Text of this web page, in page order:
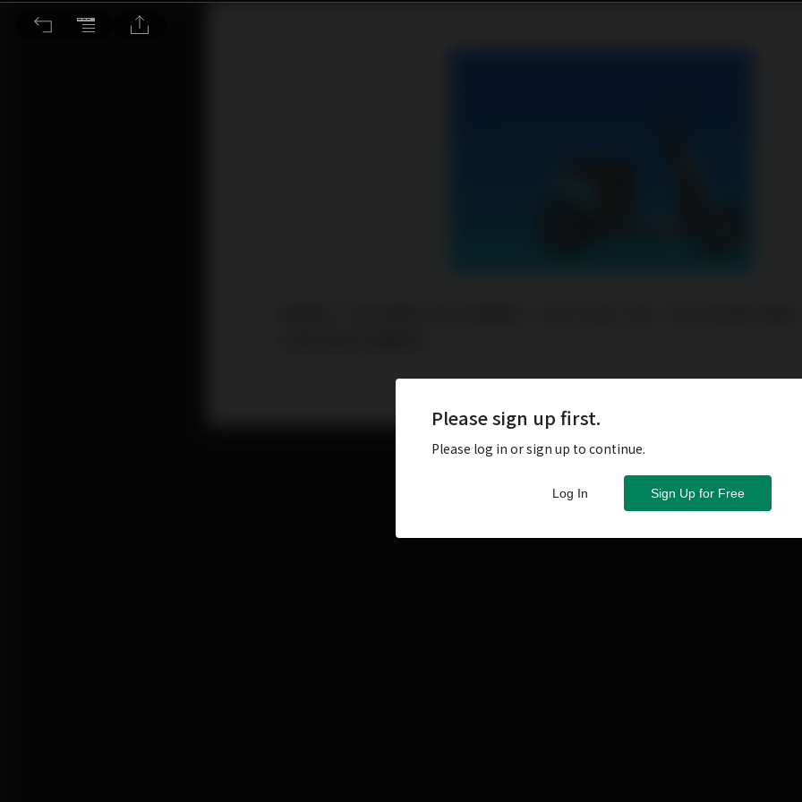
電動車的幾點觀察
Please sign up first.
Please log in or sign up to continue.
Sign Up for Free
Log In